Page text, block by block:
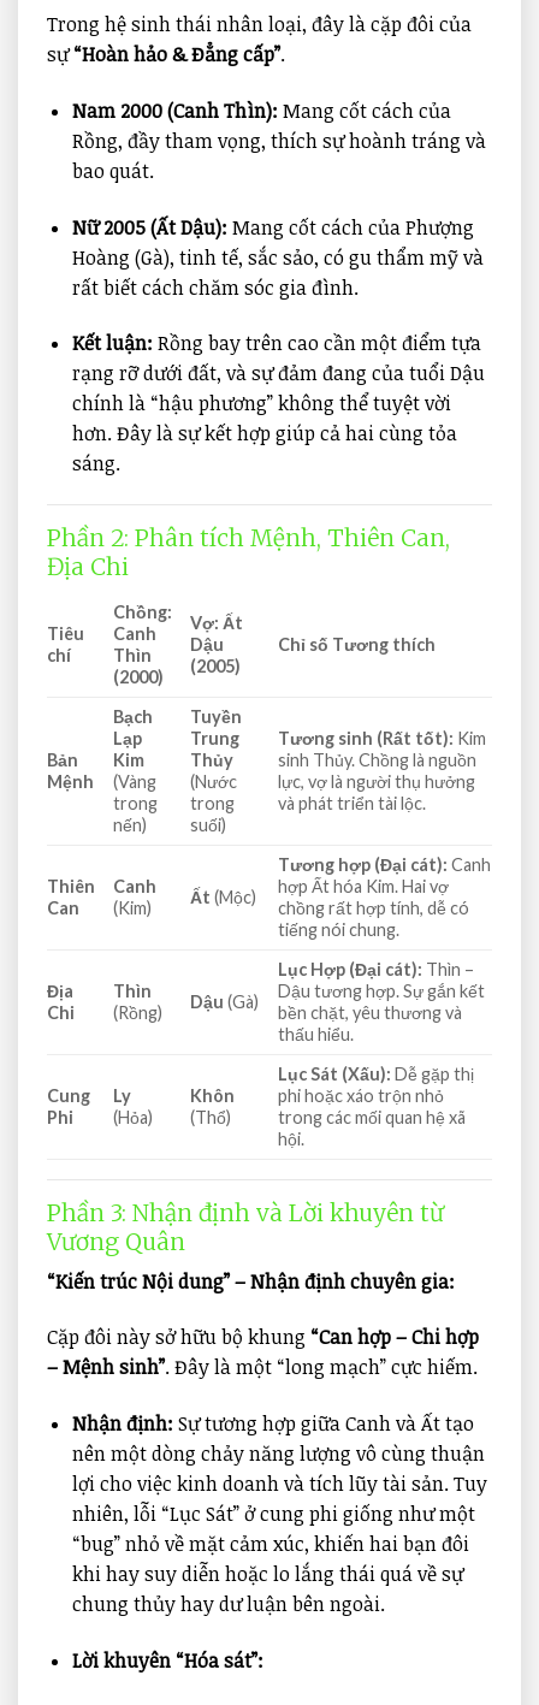
Trong hệ sinh thái nhân loại, đây là cặp đôi của
sự“Hoàn hảo & Đẳng cấp”.
Nam 2000 (Canh Thìn): Mang cốt cách của
Rồng, đầy tham vọng, thích sự hoành tráng và
bao quát.
Nữ 2005 (Ất Dậu): Mang cốt cách của Phượng
Hoàng (Gà), tinh tế, sắc sảo, có gu thẩm mỹ và
rất biết cách chăm sóc gia đình.
Kết luận: Rồng bay trên cao cần một điểm tựa
rạng rỡ dưới đất, và sự đảm đang của tuổi Dậu
chính là “hậu phương” không thể tuyệt vời
hơn. Đây là sự kết hợp giúp cả hai cùng tỏa
sáng.
Phần 2: Phân tích Mệnh, Thiên Can,
Địa Chi
Tiêu
chí
Chồng:
Canh
Thìn
(2000)
Vợ: Ất
Dậu
(2005)
Chỉ số Tương thích
Bản
Mệnh
Bạch
Lạp
Kim
(Vàng
trong
nến)
Tuyền
Trung
Thủy
(Nước
trong
suối)
Tương sinh (Rất tốt): Kim
sinh Thủy. Chồng là nguồn
lực, vợ là người thụ hưởng
và phát triển tài lộc.
Thiên
Can
Canh
(Kim)
Ất (Mộc)
Tương hợp (Đại cát): Canh
hợp Ất hóa Kim. Hai vợ
chồng rất hợp tính, dễ có
tiếng nói chung.
Địa
Chi
Thìn
(Rồng)
Dậu (Gà)
Lục Hợp (Đại cát): Thìn –
Dậu tương hợp. Sự gắn kết
bền chặt, yêu thương và
thấu hiểu.
Cung
Phi
Ly
(Hỏa)
Khôn
(Thổ)
Lục Sát (Xấu): Dễ gặp thị
phi hoặc xáo trộn nhỏ
trong các mối quan hệ xã
hội.
Phần 3: Nhận định và Lời khuyên từ
Vương Quân
“Kiến trúc Nội dung” – Nhận định chuyên gia:
Cặp đôi này sở hữu bộ khung “Can hợp – Chi hợp
– Mệnh sinh”. Đây là một “long mạch” cực hiếm.
Nhận định: Sự tương hợp giữa Canh và Ất tạo
nên một dòng chảy năng lượng vô cùng thuận
lợi cho việc kinh doanh và tích lũy tài sản. Tuy
nhiên, lỗi “Lục Sát” ở cung phi giống như một
“bug” nhỏ về mặt cảm xúc, khiến hai bạn đôi
khi hay suy diễn hoặc lo lắng thái quá về sự
chung thủy hay dư luận bên ngoài.
Lời khuyên “Hóa sát”: